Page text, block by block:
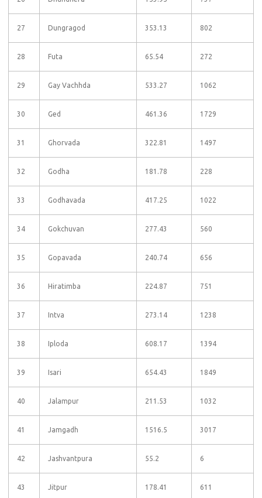
27 Dungragod 353.13 802
28 Futa 65.54 272
29 Gay Vachhda 533.27 1062
30 Ged 461.36 1729
31 Ghorvada 322.81 1497
32 Godha 181.78 228
33 Godhavada 417.25 1022
34 Gokchuvan 277.43 560
35 Gopavada 240.74 656
36 Hiratimba 224.87 751
37 Intva 273.14 1238
38 Iploda 608.17 1394
39 Isari 654.43 1849
40 Jalampur 211.53 1032
41 Jamgadh 1516.5 3017
42 Jashvantpura 55.2 6
43 Jitpur 178.41 611